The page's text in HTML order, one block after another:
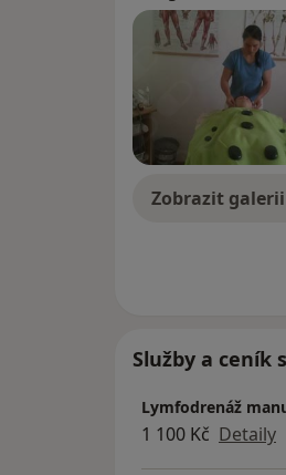
Zobrazit galerii
Služby a ceník
Lymfodrenáž
1 100 Kč Detaily